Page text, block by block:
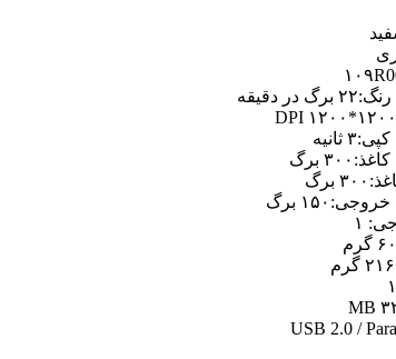
دقیقه
ثانیه
برگ
برگ
برگ
۱